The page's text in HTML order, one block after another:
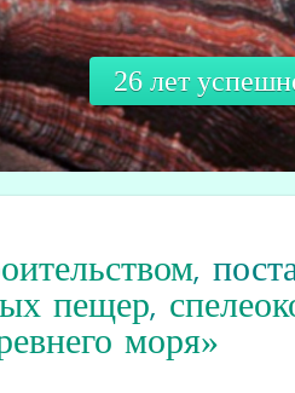
26 лет
,
пещер,
моря»